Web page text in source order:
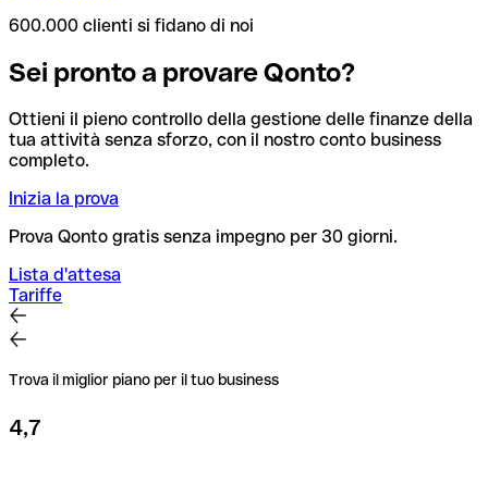
600.000 clienti si fidano di noi
Sei pronto a provare Qonto?
Ottieni il pieno controllo della gestione delle finanze della
tua attività senza sforzo, con il nostro conto business
completo.
Inizia la prova
Prova Qonto gratis senza impegno per 30 giorni.
Lista d'attesa
Tariffe
Trova il miglior piano per il tuo business
4,7